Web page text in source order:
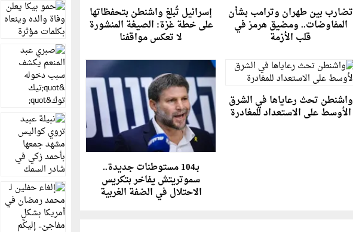
تضارب بين طهران وترامب بشأن
المفاوضات.. ومضيق هرمز في
قلب الأزمة
إسرائيل تُبلغ واشنطن بتحفظاتها
على خطة غزة: الصيغة المنشورة
لا تعكس مواقفنا
واشنطن تحث رعاياها في الشرق
الأوسط على الاستعداد للمغادرة
بـ104 مستوطنات جديدة..
سموتريتش يفاخر بتكريس
الاحتلال في الضفة الغربية